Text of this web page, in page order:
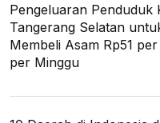
Pengeluaran Penduduk
Tangerang Selatan
Membeli Asam Rp51
per Minggu